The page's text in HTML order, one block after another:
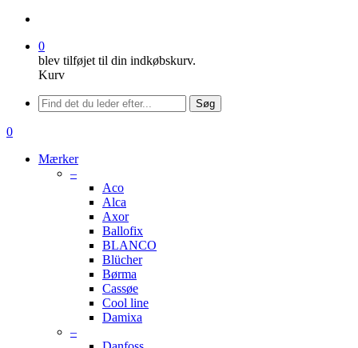
0
blev tilføjet til din indkøbskurv.
Kurv
Menu
Søg
søge
0
Mærker
–
Aco
Alca
Axor
Ballofix
BLANCO
Blücher
Børma
Cassøe
Cool line
Damixa
–